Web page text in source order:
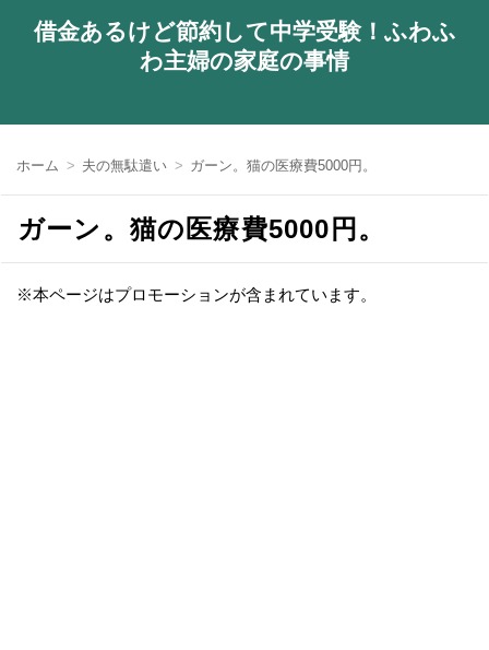
借金あるけど節約して中学受験！ふわふ
わ主婦の家庭の事情
ホーム 夫の無駄遣い ガーン。猫の医療費5000円。
ガーン。猫の医療費5000円。
※本ページはプロモーションが含まれています。